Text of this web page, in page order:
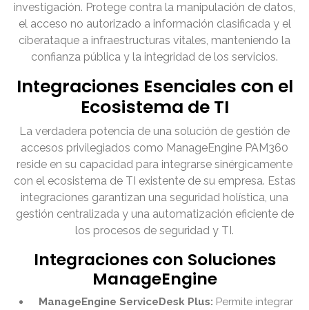
investigación. Protege contra la manipulación de datos,
el acceso no autorizado a información clasificada y el
ciberataque a infraestructuras vitales, manteniendo la
confianza pública y la integridad de los servicios.
Integraciones Esenciales con el
Ecosistema de TI
La verdadera potencia de una solución de gestión de
accesos privilegiados como ManageEngine PAM360
reside en su capacidad para integrarse sinérgicamente
con el ecosistema de TI existente de su empresa. Estas
integraciones garantizan una seguridad holística, una
gestión centralizada y una automatización eficiente de
los procesos de seguridad y TI.
Integraciones con Soluciones
ManageEngine
ManageEngine ServiceDesk Plus: Permite integrar